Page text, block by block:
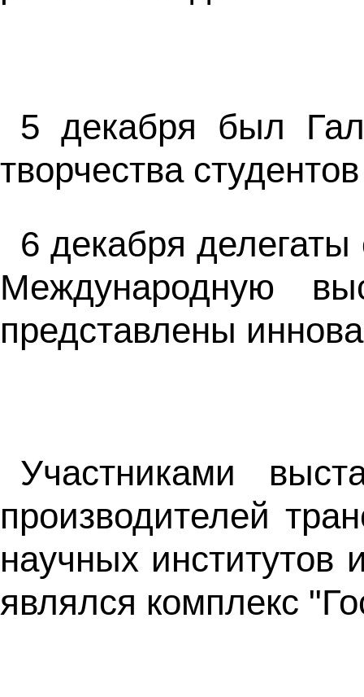
5 декабря был
творчества
6 декабря делегаты
Международную
представлены
Участниками
производителей
научных
являлся комплекс